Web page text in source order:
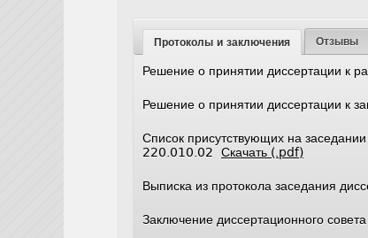
Протоколы и заключения Отзывы
Решение о принятии диссертации к
Решение о принятии диссертации к
Список присутствующих на
220.010.02Скачать (.pdf)
Выписка из протокола заседания
Заключение диссертационного